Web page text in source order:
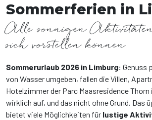
Sommerferien in
Alle sonnigen
sich vorstellen können
Sommerurlaub 2026 in Limburg: Genuss
von Wasser umgeben, fallen die Villen,
Hotelzimmer der Parc Maasresidence
wirklich auf, und das nicht ohne Grund. Das
bietet viele Möglichkeiten für lustige